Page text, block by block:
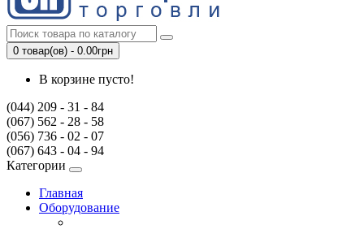
0 товар(ов) - 0.00грн
В корзине пусто!
(044) 209 - 31 - 84
(067) 562 - 28 - 58
(056) 736 - 02 - 07
(067) 643 - 04 - 94
Категории
Главная
Оборудование